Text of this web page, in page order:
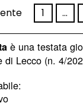
1 …
è una testata
di Lecco (n. 4/